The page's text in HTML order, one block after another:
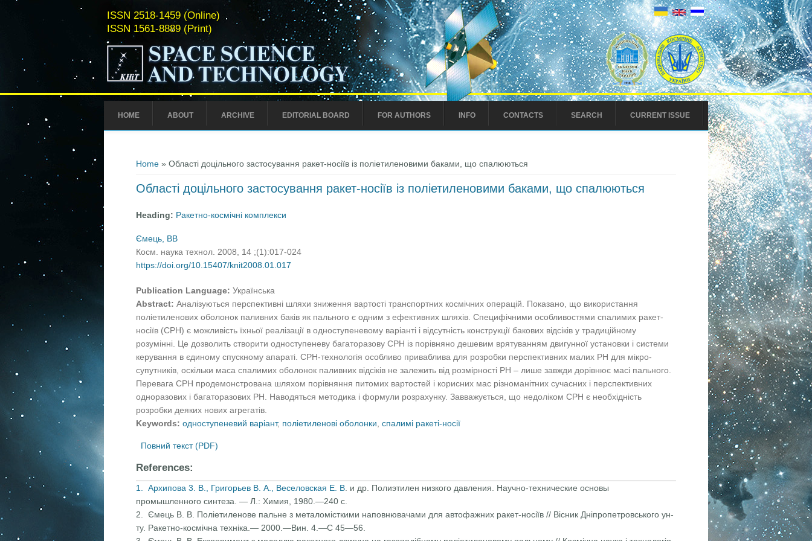
ISSN 2518-1459 (Online)
ISSN 1561-8889 (Print)
HOME ABOUT ARCHIVE EDITORIAL BOARD FOR AUTHORS INFO CONTACTS SEARCH CURRENT ISSUE
Home» Області доцільного застосування ракет-носіїв із поліетиленовими баками, що спалюються
Області доцільного застосування ракет-носіїв із поліетиленовими баками, що спалюються
Heading: Ракетно-космічні комплекси
Ємець, ВВ
Косм. наука технол. 2008, 14 ;(1):017-024
https://doi.org/10.15407/knit2008.01.017
Publication Language: Українська
Abstract: Аналізуються перспективні шляхи зниження вартості транспортних космічних операцій. Показано, що використання
поліетиленових оболонок паливних баків як пального є одним з ефективних шляхів. Специфічними особливостями спалимих ракет-
носіїв (СРН) є можливість їхньої реалізації в одноступеневому варіанті і відсутність конструкції бакових відсіків у традиційному
розумінні. Це дозволить створити одноступеневу багаторазову СРН із порівняно дешевим врятуванням двигунної установки і системи
керування в єдиному спускному апараті. СРН-технологія особливо приваблива для розробки перспективних малих РН для мікро-
супутників, оскільки маса спалимих оболонок паливних відсіків не залежить від розмірності РН ‒ лише завжди дорівнює масі пального.
Перевага СРН продемонстрована шляхом порівняння питомих вартостей і корисних мас різноманітних сучасних і перспективних
одноразових і багаторазових РН. Наводяться методика і формули розрахунку. Завважується, що недоліком СРН є необхідність
розробки деяких нових агрегатів.
Keywords: одноступеневий варіант, поліетиленові оболонки, спалимі ракеті-носії
Повний текст (PDF)
References:
1. Архипова 3. В., Григорьев В. А., Веселовская Е. В. и др. Полиэтилен низкого давления. Научно-технические основы
промышленного синтеза. — Л.: Химия, 1980.—240 с.
2. Ємець В. В. Поліетиленове пальне з металомісткими наповнювачами для автофажних ракет-носіїв // Вісник Дніпропетровського ун-
ту. Ракетно-космічна техніка.— 2000.—Вин. 4.—С 45—56.